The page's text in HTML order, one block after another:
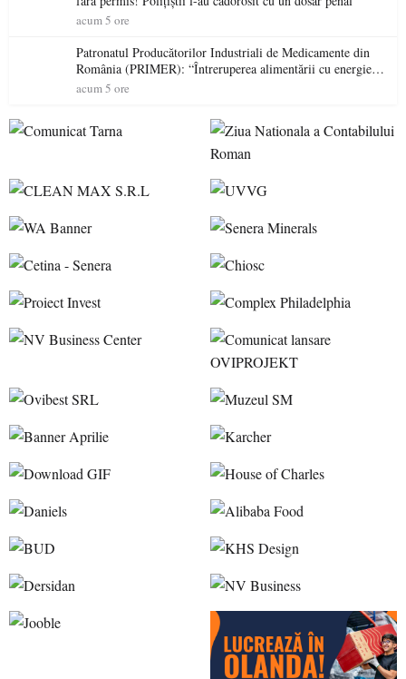
acum 5 ore
Patronatul Producătorilor Industriali de Medicamente din
România (PRIMER): “Întreruperea alimentării cu energie
electrică a fabricilor de medicamente va pune în pericol
acum 5 ore